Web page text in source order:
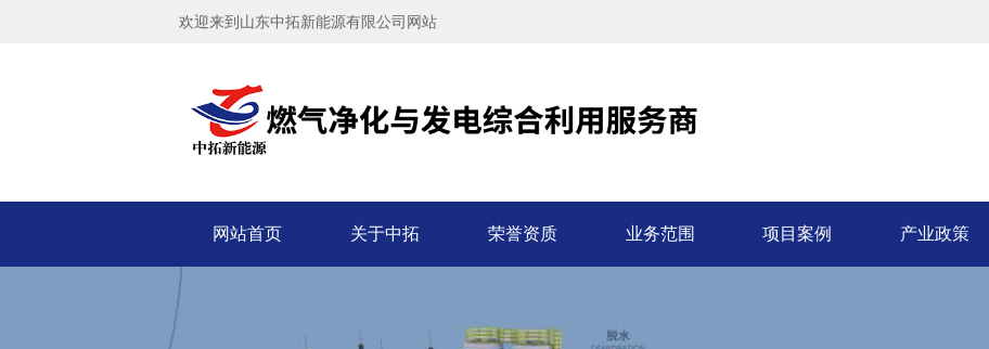
欢迎来到山东中拓新能源有限公司网站
网站首页 关于中拓 荣誉资质 业务范围 项目案例 产业政策
700kW瓦斯发电机组